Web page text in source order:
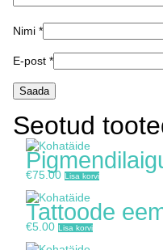
Nimi *
E-post *
Seotud
€75.00 Lisa korvi
Tattoode
€5.00 Lisa korvi